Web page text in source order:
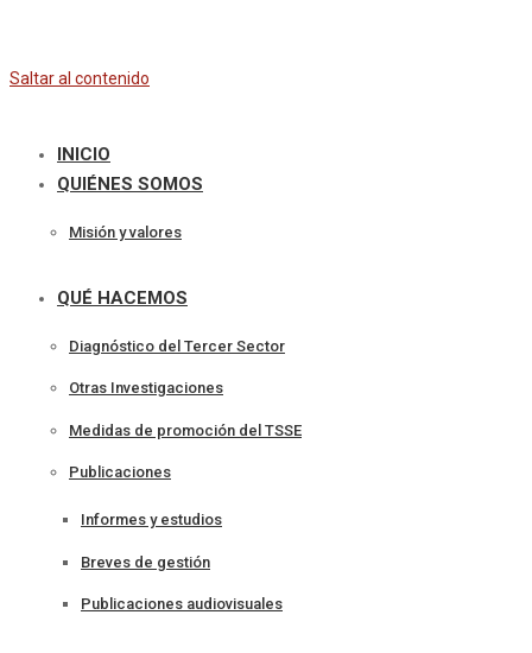
Saltar al contenido
INICIO
QUIÉNES SOMOS
Misión y valores
QUÉ HACEMOS
Diagnóstico del Tercer Sector
Otras Investigaciones
Medidas de promoción del TSSE
Publicaciones
Informes y estudios
Breves de gestión
Publicaciones audiovisuales